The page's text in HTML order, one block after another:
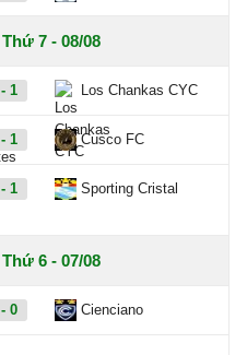
7 - 08/08
1 Los Chankas CYC
1 Cusco FC
1 Sporting Cristal
6 - 07/08
0 Cienciano